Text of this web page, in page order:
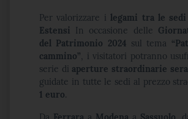
Per valorizzare ilegami tra le
Estensi In occasione delle
del Patrimonio 2024 sul tema
cammino”, i visitatori potranno
serie di aperture straordinarie
guidate in tutte le sedi al prezzo
1 euro.